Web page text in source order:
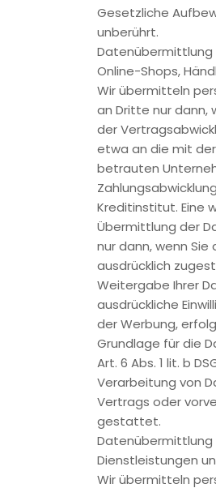
geräteübergreifenden Funktionen
Google DoubleClick. Anbieter ist die
Amphitheatre Parkway, Mountain
Diese Funktion ermöglicht es die
Remarketing erstellten Werbe-
geräteübergreifenden Funktionen
Google DoubleClick zu verknüpfen.
interessenbezogene,
die in Abhängigkeit Ihres früheren
Surfverhaltens auf einem Endgerät
angepasst wurden auch auf einem
(z.B. Tablet oder PC) angezeigt
Haben Sie eine entsprechende
Google zu diesem Zweck Ihren
Browserverlauf mit Ihrem Google-
können auf jedem Endgerät auf
Google-Konto anmelden,
Werbebotschaften geschaltet
Zur Unterstützung dieser Funktion
google-authentifizierte IDs der
mit unseren Google-Analytics-
Zielgruppen für die
zu definieren und zu erstellen.
Sie können dem
Remarketing/Targeting dauerhaft